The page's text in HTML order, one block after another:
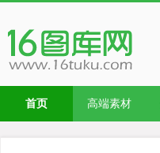
首页 高端素材